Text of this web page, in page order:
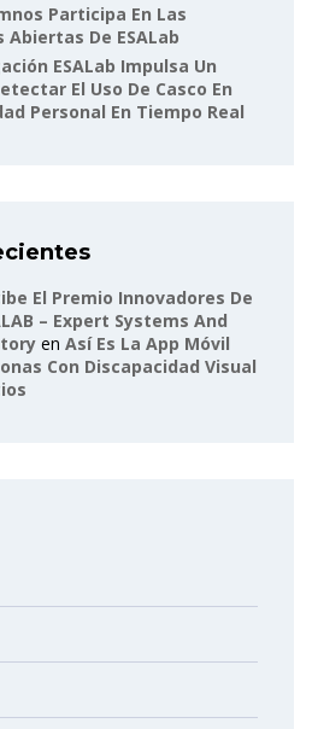
Participa En Las
Abiertas De ESALab
ESALab Impulsa Un
El Uso De Casco En
Personal En Tiempo Real
El Premio Innovadores De
– Expert Systems And
en Así Es La App Móvil
Con Discapacidad Visual